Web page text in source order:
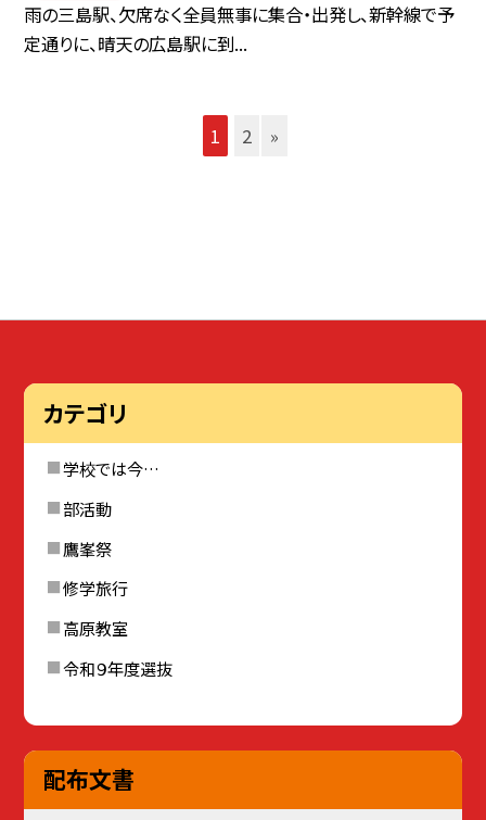
雨の三島駅、欠席なく全員無事に集合・出発し、新幹線で予
定通りに、晴天の広島駅に到...
1 2 »
カテゴリ
学校では今…
部活動
鷹峯祭
修学旅行
高原教室
令和９年度選抜
配布文書